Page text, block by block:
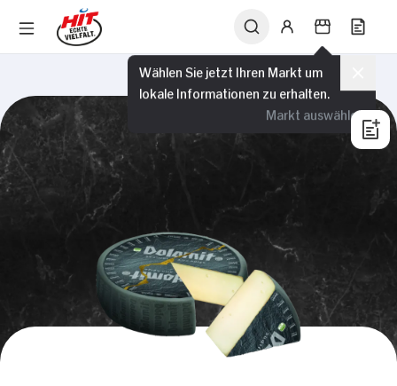
Wählen Sie jetzt Ihren Markt um
lokale Informationen zu erhalten.
Markt auswählen